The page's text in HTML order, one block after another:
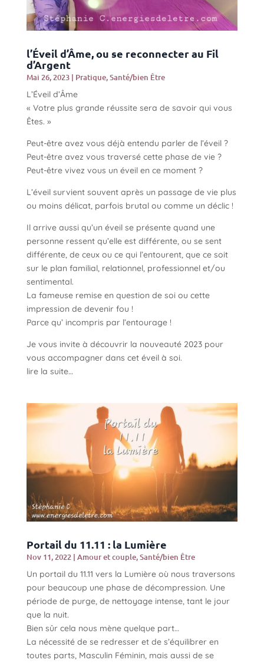
l’Éveil d’Âme, ou se reconnecter au Fil
d’Argent
Mai 26, 2023| Pratique,Santé/bien Être
L’Éveil d’Âme
« Votre plus grande réussite sera de savoir qui vous
Êtes. »
Peut-être avez vous déjà entendu parler de l’éveil ?
Peut-être avez vous traversé cette phase de vie ?
Peut-être vivez vous un éveil en ce moment ?
L’éveil survient souvent après un passage de vie plus
ou moins délicat, parfois brutal ou comme un déclic !
Il arrive aussi qu’un éveil se présente quand une
personne ressent qu’elle est différente, ou se sent
différente, de ceux ou ce qui l’entourent, que ce soit
sur le plan familial, relationnel, professionnel et/ou
sentimental.
La fameuse remise en question de soi ou cette
impression de devenir fou !
Parce qu’ incompris par l’entourage !
Je vous invite à découvrir la nouveauté 2023 pour
vous accompagner dans cet éveil à soi.
lire la suite…
Portail du 11.11 : la Lumière
Nov 11, 2022| Amour et couple,Santé/bien Être
Un portail du 11.11 vers la Lumière où nous traversons
pour beaucoup une phase de décompression. Une
période de purge, de nettoyage intense, tant le jour
que la nuit.
Bien sûr cela nous mène quelque part…
La nécessité de se redresser et de s’équilibrer en
toutes parts, Masculin Féminin, mais aussi de se